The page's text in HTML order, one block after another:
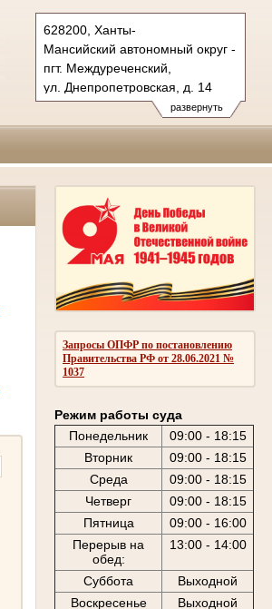
развернуть
628200, Ханты-
Мансийский автономный округ -
пгт. Междуреченский,
ул. Днепропетровская, д. 14
Тел.: (34677) 329-59
kondinsk.hmao@sudrf.ru
Запросы ОПФР по постановлению
Правительства РФ от 28.06.2021 №
1037
Режим работы суда
Понедельник
09:00 - 18:15
Вторник
09:00 - 18:15
Среда
09:00 - 18:15
Четверг
09:00 - 18:15
Пятница
09:00 - 16:00
Перерыв на
обед:
13:00 - 14:00
Суббота
Выходной
Воскресенье
Выходной